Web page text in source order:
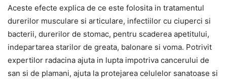
Aceste efecte explica de ce este folosita in tratamentul
durerilor musculare si articulare, infectiilor cu ciuperci si
bacterii, durerilor de stomac, pentru scaderea apetitului,
indepartarea starilor de greata, balonare si voma. Potrivit
expertilor radacina ajuta in lupta impotriva cancerului de
san si de plamani, ajuta la protejarea celulelor sanatoase si